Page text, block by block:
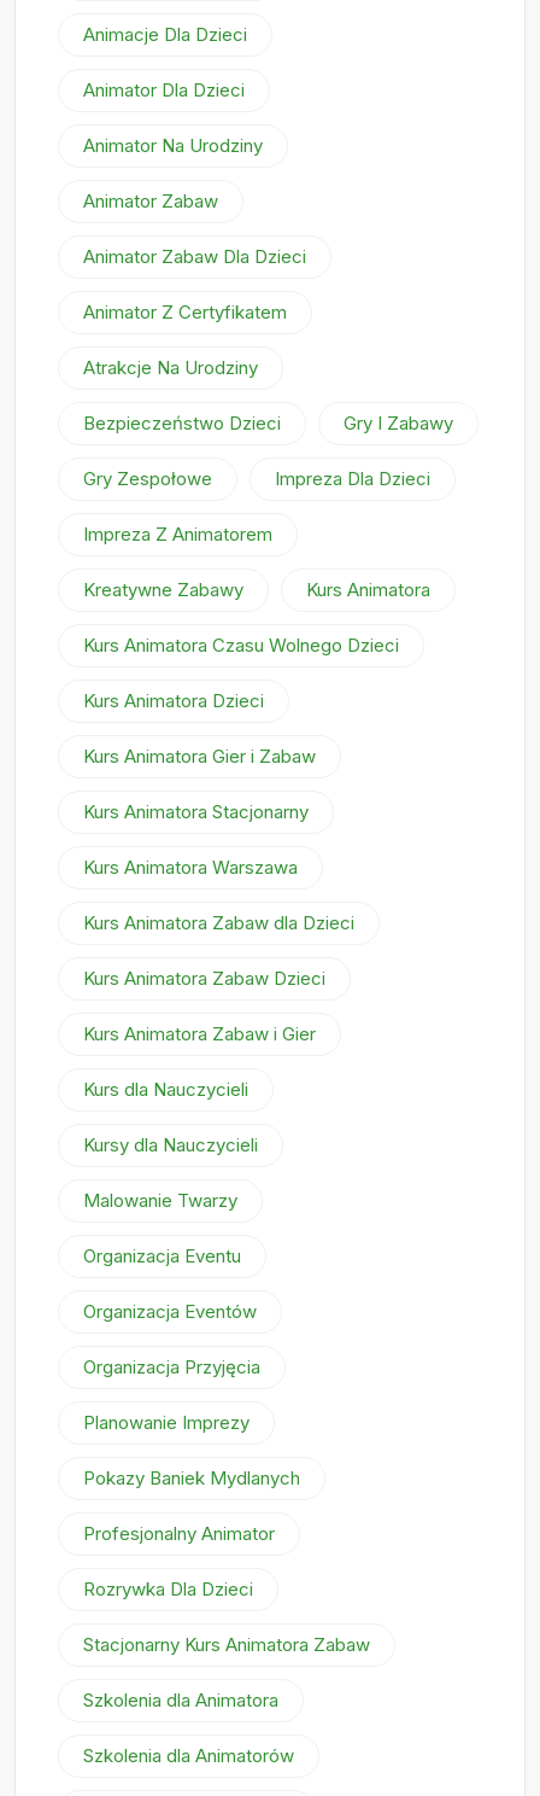
Animacje Dla Dzieci
Animator Dla Dzieci
Animator Na Urodziny
Animator Zabaw
Animator Zabaw Dla Dzieci
Animator Z Certyfikatem
Atrakcje Na Urodziny
Bezpieczeństwo Dzieci Gry I Zabawy
Gry Zespołowe Impreza Dla Dzieci
Impreza Z Animatorem
Kreatywne Zabawy Kurs Animatora
Kurs Animatora Czasu Wolnego Dzieci
Kurs Animatora Dzieci
Kurs Animatora Gier i Zabaw
Kurs Animatora Stacjonarny
Kurs Animatora Warszawa
Kurs Animatora Zabaw dla Dzieci
Kurs Animatora Zabaw Dzieci
Kurs Animatora Zabaw i Gier
Kurs dla Nauczycieli
Kursy dla Nauczycieli
Malowanie Twarzy
Organizacja Eventu
Organizacja Eventów
Organizacja Przyjęcia
Planowanie Imprezy
Pokazy Baniek Mydlanych
Profesjonalny Animator
Rozrywka Dla Dzieci
Stacjonarny Kurs Animatora Zabaw
Szkolenia dla Animatora
Szkolenia dla Animatorów